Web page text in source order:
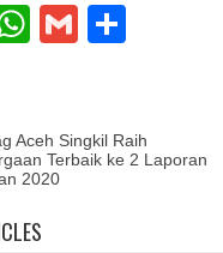
WhatsApp
GmailShare
Aceh Singkil Raih
Terbaik ke 2 Laporan
2020